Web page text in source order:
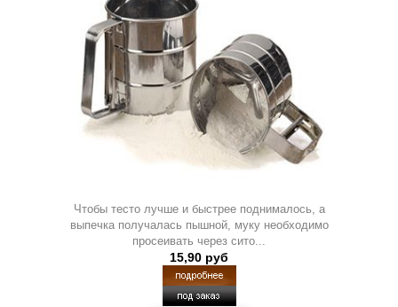
Чтобы тесто лучше и быстрее поднималось, а
выпечка получалась пышной, муку необходимо
просеивать через сито...
15,90 руб